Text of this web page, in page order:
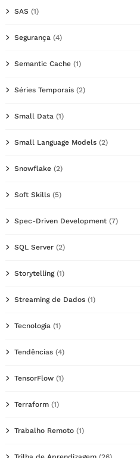
SAS (1)
Segurança (4)
Semantic Cache (1)
Séries Temporais (2)
Small Data (1)
Small Language Models (2)
Snowflake (2)
Soft Skills (5)
Spec-Driven Development (7)
SQL Server (2)
Storytelling(1)
Streaming de Dados (1)
Tecnologia (1)
Tendências (4)
TensorFlow (1)
Terraform (1)
Trabalho Remoto (1)